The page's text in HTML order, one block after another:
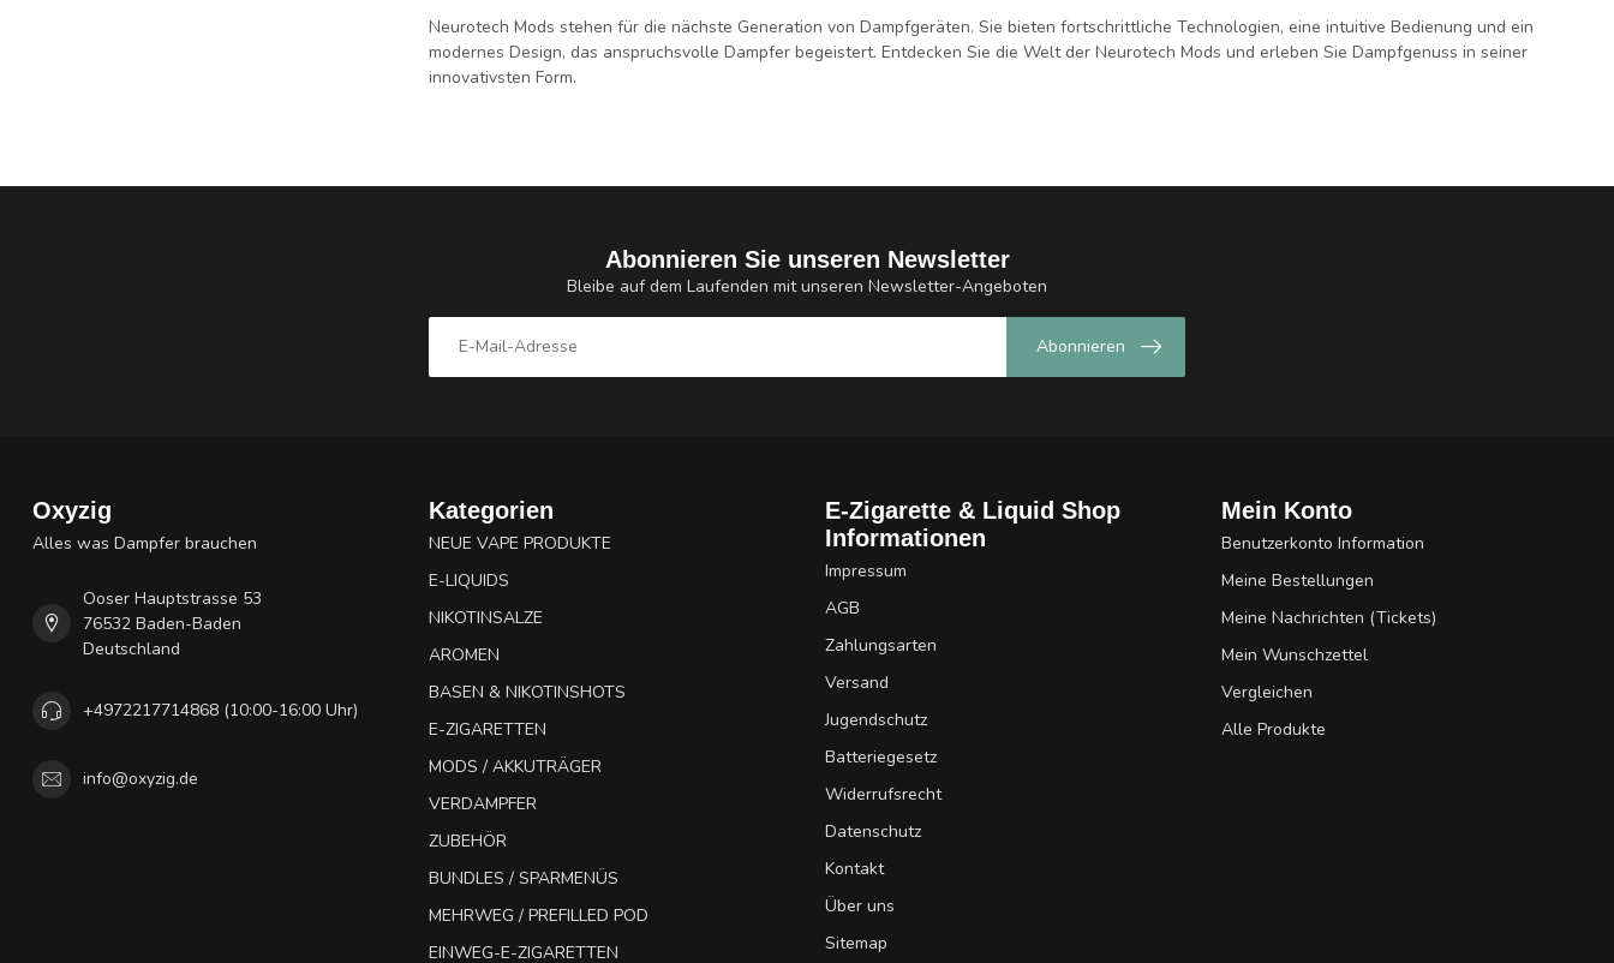
Neurotech Mods stehen für die nächste Generation von Dampfgeräten. Sie bieten fortschrittliche Technologien, eine intuitive Bedienung und ein
modernes Design, das anspruchsvolle Dampfer begeistert. Entdecken Sie die Welt der Neurotech Mods und erleben Sie Dampfgenuss in seiner
innovativsten Form.
Abonnieren Sie unseren Newsletter
Bleibe auf dem Laufenden mit unseren Newsletter-Angeboten
Abonnieren
Oxyzig
Alles was Dampfer brauchen
Ooser Hauptstrasse 53
76532 Baden-Baden
Deutschland
+4972217714868 (10:00-16:00 Uhr)
info@oxyzig.de
Kategorien
NEUE VAPE PRODUKTE
E-LIQUIDS
NIKOTINSALZE
AROMEN
BASEN & NIKOTINSHOTS
E-ZIGARETTEN
MODS / AKKUTRÄGER
VERDAMPFER
ZUBEHÖR
BUNDLES / SPARMENÜS
MEHRWEG / PREFILLED POD
EINWEG-E-ZIGARETTEN
E-Zigarette & Liquid Shop
Informationen
Impressum
AGB
Zahlungsarten
Versand
Jugendschutz
Batteriegesetz
Widerrufsrecht
Datenschutz
Kontakt
Über uns
Sitemap
Mein Konto
Benutzerkonto Information
Meine Bestellungen
Meine Nachrichten (Tickets)
Mein Wunschzettel
Vergleichen
Alle Produkte